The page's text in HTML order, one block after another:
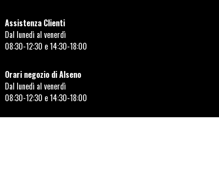
Assistenza Clienti
Dal lunedì al venerdì
08:30-12:30 e 14:30-18:00
Orari negozio di Alseno
Dal lunedì al venerdì
08:30-12:30 e 14:30-18:00